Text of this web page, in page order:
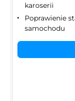
karoserii
Poprawienie
samochodu